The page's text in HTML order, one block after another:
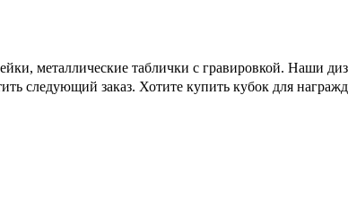
металлические таблички с гравировкой. Наши
следующий заказ. Хотите купить кубок для